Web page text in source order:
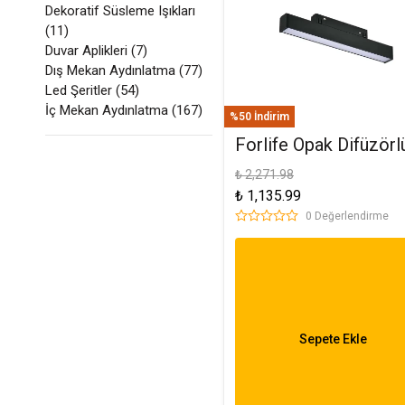
Led Ampuller
Led Paneller
Spotlar
Basamak Armatürleri
Masa Lambaları
Dekoratif Süsleme Işıkları
(11)
Duvar Aplikleri (7)
Dış Mekan Aydınlatma (77)
Led Şeritler (54)
İç Mekan Aydınlatma (167) %50 İndirim
Forlife Opak
Magnet Armatür 10W
4000K Ilık Beyaz FL-
5502
₺ 2,271.98
₺ 1,135.99
0 Değerlendirme
Sepete Ekle